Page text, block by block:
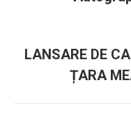
LANSARE DE
ȚARA